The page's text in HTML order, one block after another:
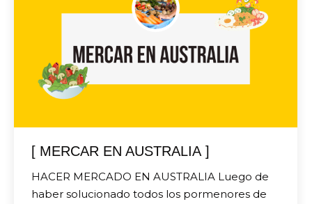
[ MERCAR EN AUSTRALIA ]
HACER MERCADO EN AUSTRALIA Luego de
haber solucionado todos los pormenores de